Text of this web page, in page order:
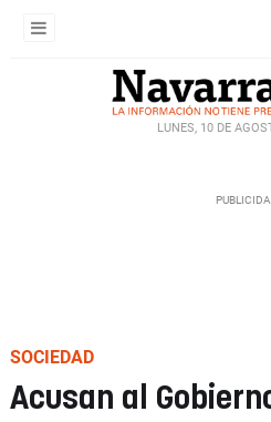
LUNES, 10 DE
SOCIEDAD
Acusan al